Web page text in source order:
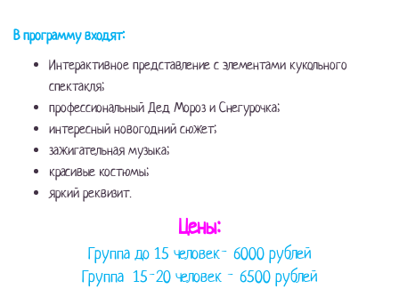
В программу входят:
Интерактивное представление с элементами кукольного
спектакля;
профессиональный Дед Мороз и Снегурочка;
интересный новогодний сюжет;
зажигательная музыка;
красивые костюмы;
яркий реквизит.
Цены:
Группа до 15 человек- 6000 рублей
Группа 15-20 человек - 6500 рублей